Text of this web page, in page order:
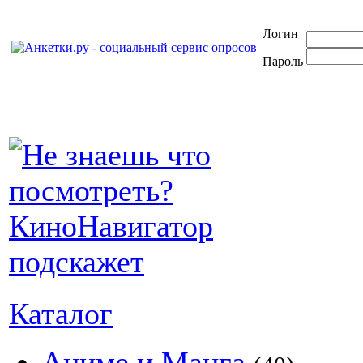
Логин
Пароль
Каталог